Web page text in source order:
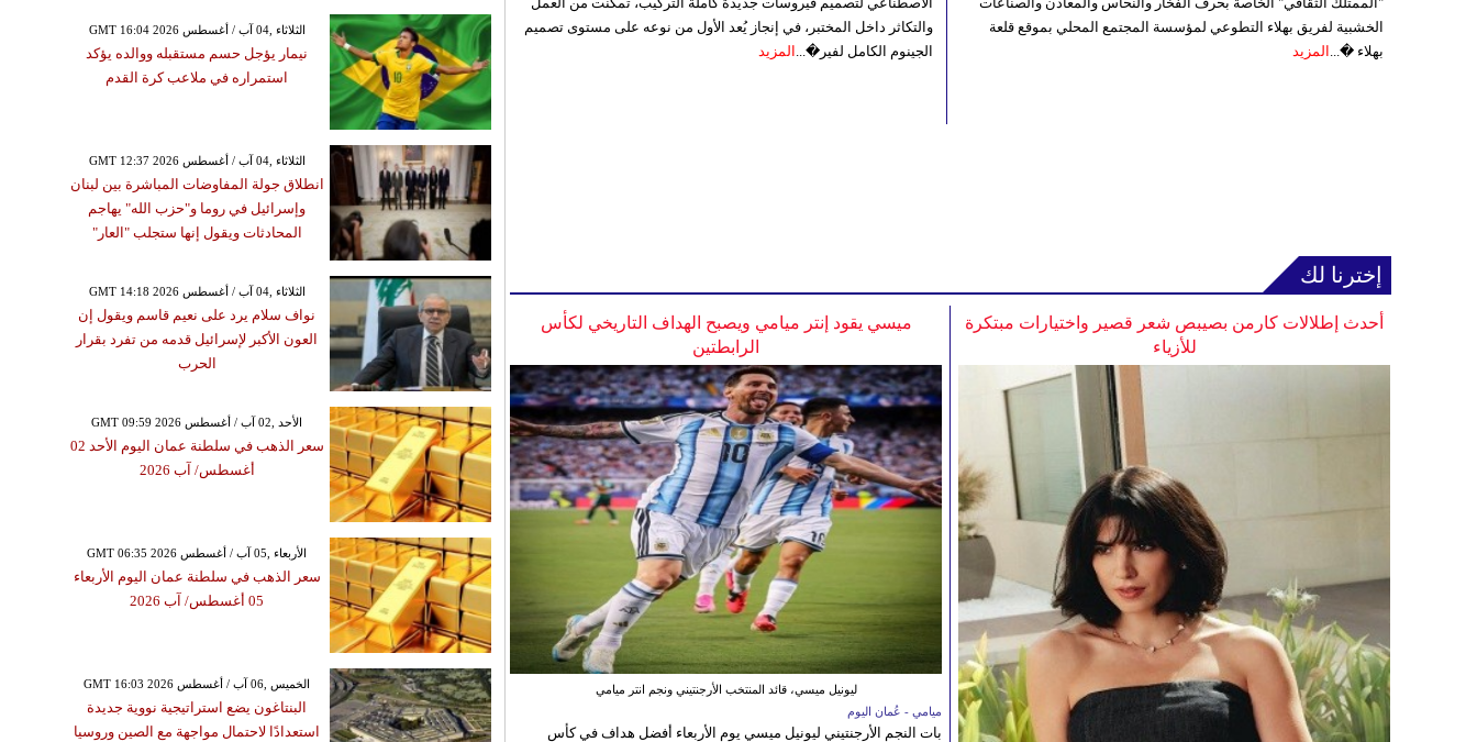
والتكاثر داخل المختبر، في إنجاز يُعد الأول من نوعه على مستوى تصميم
الجينوم الكامل لفير�... المزيد
الخشبية لفريق بهلاء التطوعي لمؤسسة المجتمع المحلي بموقع قلعة
بهلاء �... المزيد
إخترنا لك
ميسي يقود إنتر ميامي ويصبح الهداف التاريخي لكأس
الرابطتين
ليونيل ميسي، قائد المنتخب الأرجنتيني ونجم انتر ميامي
ميامي - عُمان اليوم
بات النجم الأرجنتيني ليونيل ميسي يوم الأربعاء أفضل هداف في كأس
أحدث إطلالات كارمن بصيبص شعر قصير واختيارات مبتكرة
للأزياء
GMT 16:04 2026 الثلاثاء ,04 آب / أغسطس
نيمار يؤجل حسم مستقبله ووالده يؤكد
استمراره في ملاعب كرة القدم
GMT 12:37 2026 الثلاثاء ,04 آب / أغسطس
انطلاق جولة المفاوضات المباشرة بين لبنان
وإسرائيل في روما و"حزب الله" يهاجم
المحادثات ويقول إنها ستجلب "العار"
GMT 14:18 2026 الثلاثاء ,04 آب / أغسطس
نواف سلام يرد على نعيم قاسم ويقول إن
العون الأكبر لإسرائيل قدمه من تفرد بقرار
الحرب
GMT 09:59 2026 الأحد ,02 آب / أغسطس
سعر الذهب في سلطنة عمان اليوم الأحد 02
أغسطس/ آب 2026
GMT 06:35 2026 الأربعاء ,05 آب / أغسطس
سعر الذهب في سلطنة عمان اليوم الأربعاء
05 أغسطس/ آب 2026
GMT 16:03 2026 الخميس ,06 آب / أغسطس
البنتاغون يضع استراتيجية نووية جديدة
استعدادًا لاحتمال مواجهة مع الصين وروسيا